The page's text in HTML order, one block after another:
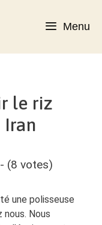
Menu
le riz
Iran
(8 votes)
une polisseuse
Nous